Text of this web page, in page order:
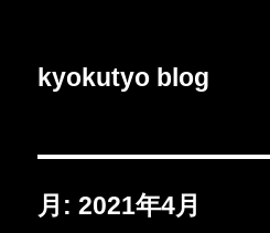
kyokutyo blog
月:2021年4月